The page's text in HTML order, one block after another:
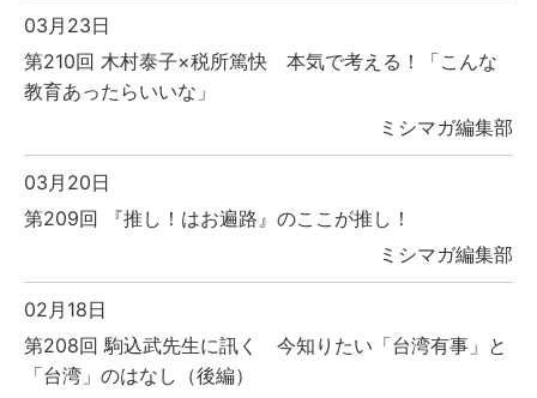
03月23日
第210回 木村泰子×税所篤快 本気で考える！「こんな
教育あったらいいな」
ミシマガ編集部
03月20日
第209回 『推し！はお遍路』のここが推し！
ミシマガ編集部
02月18日
第208回 駒込武先生に訊く 今知りたい「台湾有事」と
「台湾」のはなし（後編）